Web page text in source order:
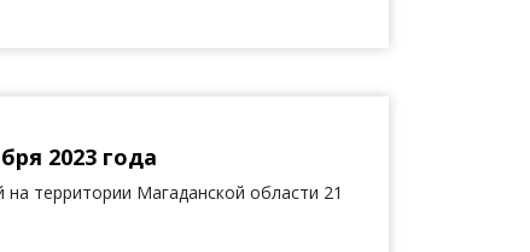
2023 года
территории Магаданской области 21